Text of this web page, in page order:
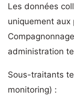
Les données
uniquement
administration
Sous-traitants
monitoring) :